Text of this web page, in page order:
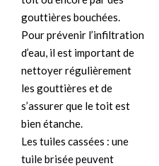
gouttières bouchées.
Pour prévenir l’infiltration
d’eau, il est important de
nettoyer régulièrement
les gouttières et de
s’assurer que le toit est
bien étanche.
Les tuiles cassées : une
tuile brisée peuvent